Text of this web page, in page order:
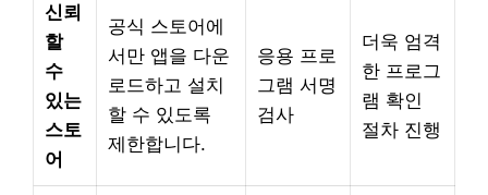
신뢰
할
수
있는
스토
어
공식 스토어에
서만 앱을 다운
로드하고 설치
할 수 있도록
제한합니다.
응용 프로
그램 서명
검사
더욱 엄격
한 프로그
램 확인
절차 진행